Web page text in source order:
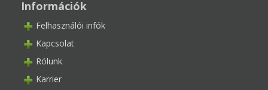
Információk
Felhasználói infók
Kapcsolat
Rólunk
Karrier